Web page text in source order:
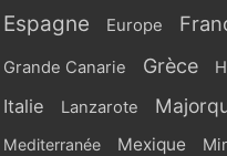
Espagne Europe
Grande Canarie Grèce
Italie Lanzarote
Mediterranée
Mexique